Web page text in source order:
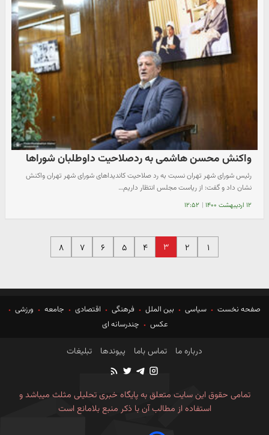
واکنش محسن هاشمی به ردصلاحیت داوطلبان شوراها
رئیس شورای شهر تهران نسبت به رد صلاحیت کاندیداهای شورای شهر تهران واکنش
نشان داد و گفت: از ریاست مجلس انتظار داریم…
۱۲ اردیبهشت ۱۴۰۰ | ۱۲:۵۲
۱ ۲ ۳ ۴ ۵ ۶ ۷ ۸
صفحه نخست سیاسی بین الملل فرهنگی اقتصادی جامعه
ورزشی
عکس
چندرسانه ای
درباره ما تماس باما پیوندها تبلیغات
تمامی حقوق این سایت متعلق به پایگاه خبری تحلیلی مثلث میباشد و
استفاده از مطالب آن با ذکر منبع بلامانع است